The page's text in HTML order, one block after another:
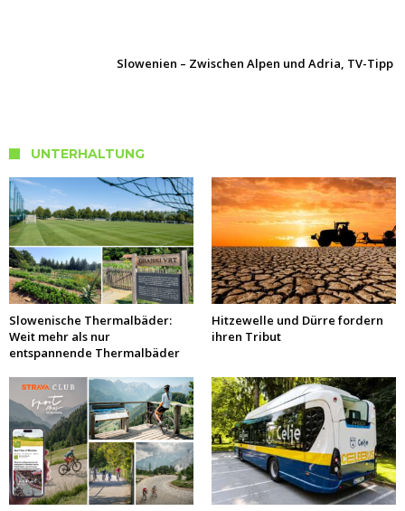
Slowenien – Zwischen Alpen und Adria, TV-Tipp
UNTERHALTUNG
Slowenische Thermalbäder:
Weit mehr als nur
entspannende Thermalbäder
Hitzewelle und Dürre fordern
ihren Tribut